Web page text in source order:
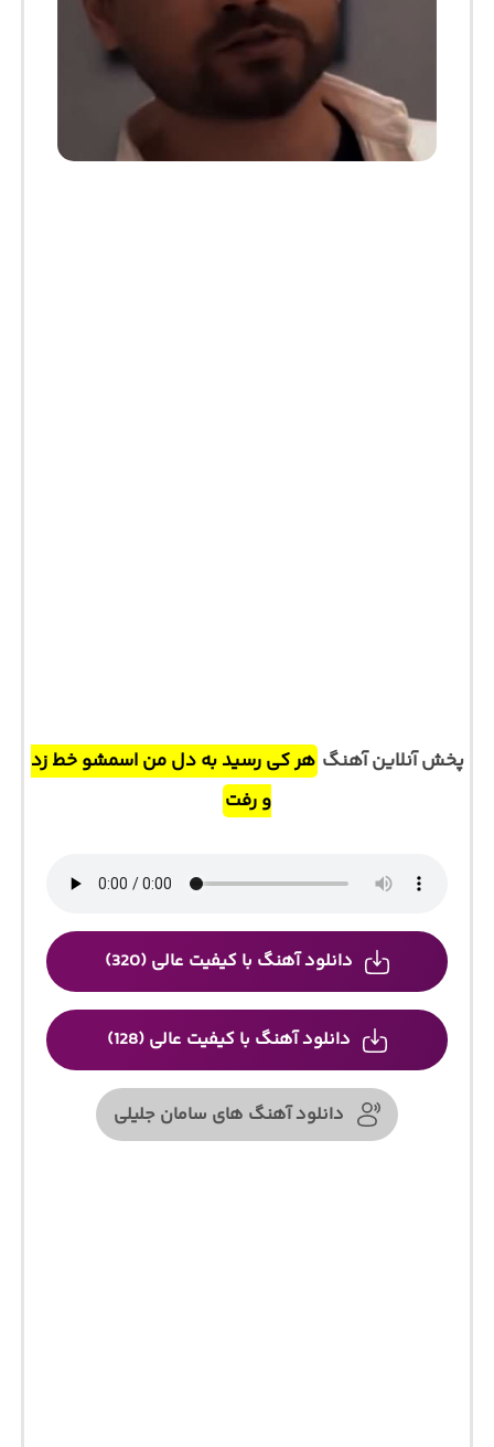
پخش آنلاین آهنگ هر کی رسید به دل من اسمشو خط زد
و رفت
دانلود آهنگ با کیفیت عالی (320)
دانلود آهنگ با کیفیت عالی (128)
دانلود آهنگ های سامان جلیلی